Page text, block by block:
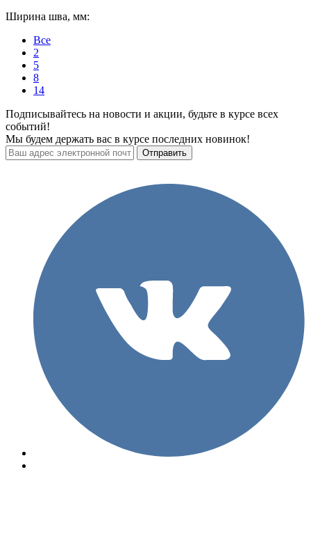
Ширина шва, мм:
Все
2
5
8
14
Подписывайтесь на новости и акции, будьте в курсе всех
событий!
Мы будем держать вас в курсе последних новинок!